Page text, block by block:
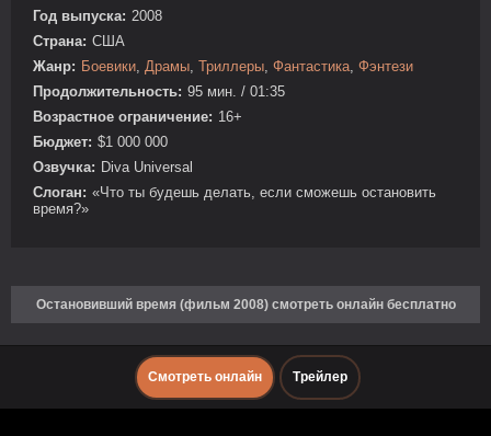
Год выпуска: 2008
Страна: США
Жанр: Боевики, Драмы, Триллеры, Фантастика, Фэнтези
Продолжительность: 95 мин. / 01:35
Возрастное ограничение: 16+
Бюджет: $1 000 000
Озвучка: Diva Universal
Слоган: «Что ты будешь делать, если сможешь остановить
время?»
Остановивший время (фильм 2008) смотреть онлайн бесплатно
Смотреть онлайн Трейлер